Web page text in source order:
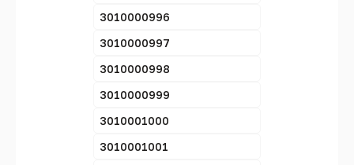
3010000996
3010000997
3010000998
3010000999
3010001000
3010001001